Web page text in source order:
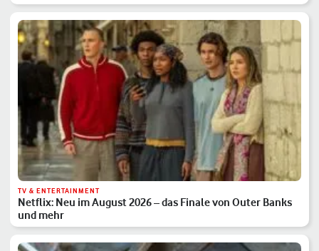
TV & ENTERTAINMENT
Netflix: Neu im August 2026 – das Finale von Outer Banks
und mehr